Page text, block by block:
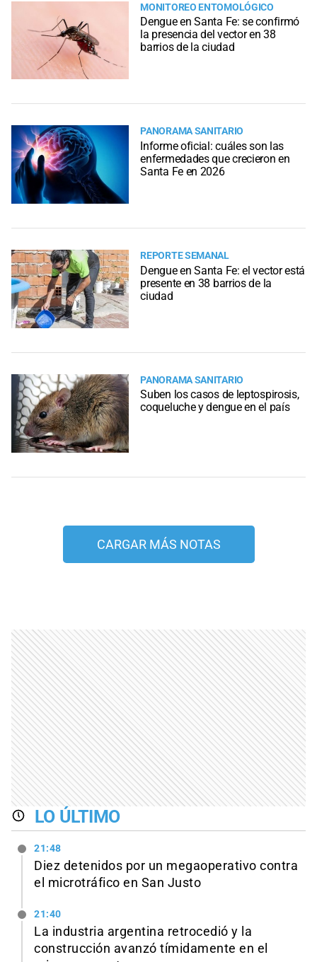
MONITOREO ENTOMOLÓGICO
Dengue en Santa Fe: se confirmó
la presencia del vector en 38
barrios de la ciudad
PANORAMA SANITARIO
Informe oficial: cuáles son las
enfermedades que crecieron en
Santa Fe en 2026
REPORTE SEMANAL
Dengue en Santa Fe: el vector está
presente en 38 barrios de la
ciudad
PANORAMA SANITARIO
Suben los casos de leptospirosis,
coqueluche y dengue en el país
CARGAR MÁS NOTAS
LO ÚLTIMO
21:48
Diez detenidos por un megaoperativo contra
el microtráfico en San Justo
21:40
La industria argentina retrocedió y la
construcción avanzó tímidamente en el